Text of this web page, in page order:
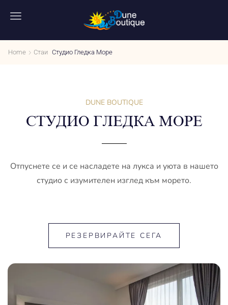
Home Стаи Студио Гледка Море
DUNE BOUTIQUE
СТУДИО ГЛЕДКА МОРЕ
Отпуснете се и се насладете на лукса и уюта в нашето
студио с изумителен изглед към морето.
РЕЗЕРВИРАЙТЕ СЕГА